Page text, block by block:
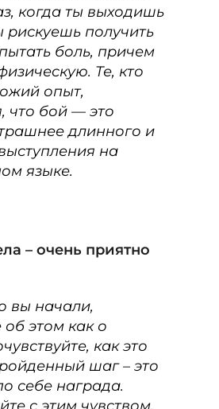
когда ты выходишь
рискуешь получить
боль, причем
Те, кто
опыт,
что бой — это
длинного и
на
языке.
– очень приятно
вы начали,
об этом как о
как это
шаг – это
себе награда.
с этим чувством,